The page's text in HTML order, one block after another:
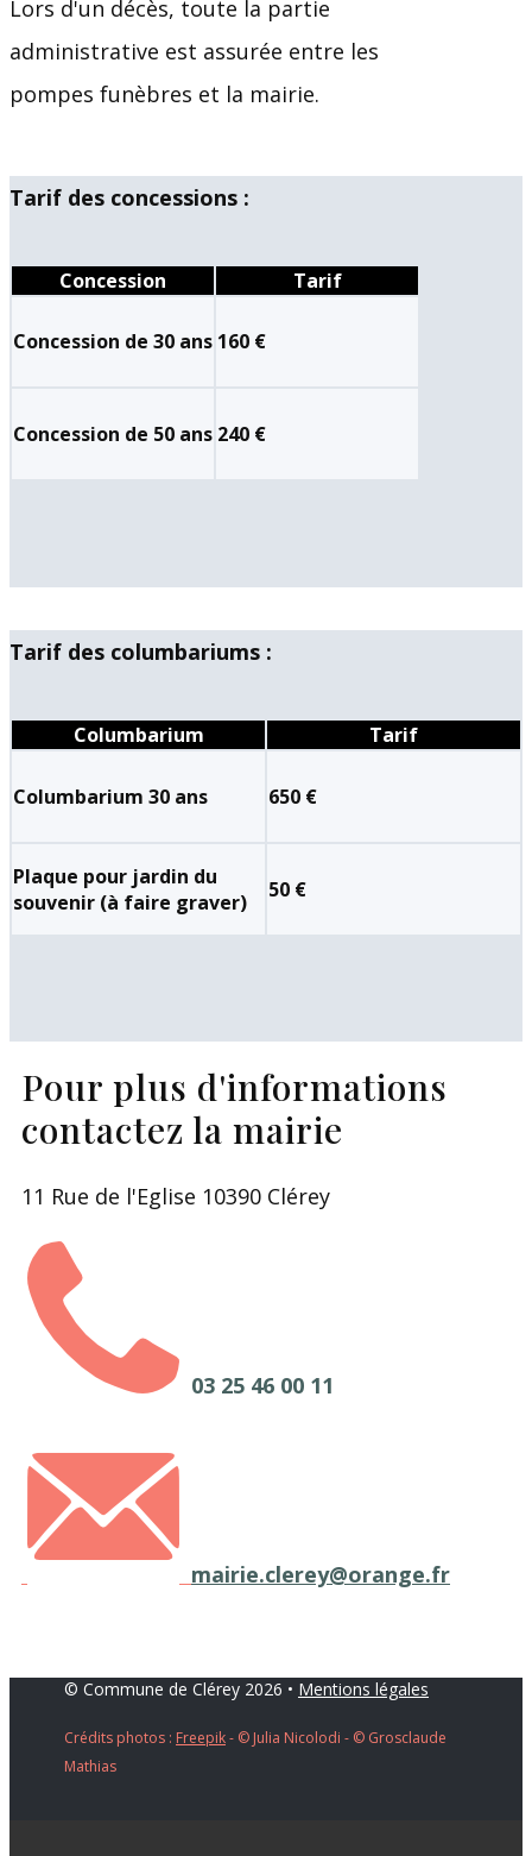
Lors d'un décès, toute la partie
administrative est assurée entre les
pompes funèbres et la mairie.
Tarif des concessions :
Concession Tarif
Concession de 30 ans 160 €
Concession de 50 ans 240 €
Tarif des columbariums :
Columbarium Tarif
Columbarium 30 ans 650 €
Plaque pour jardin du
souvenir (à faire graver)
50 €
Pour plus d'informations
contactez la mairie
11 Rue de l'Eglise 10390 Clérey
03 25 46 00 11
mairie.clerey@orange.fr
© Commune de Clérey 2026 • Mentions légales
Crédits photos : Freepik- ​© Julia Nicolodi - © Grosclaude
Mathias